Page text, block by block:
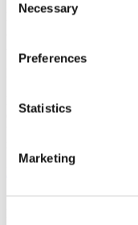
Selection
Necessary
Preferences
Statistics
Marketing
Febbraio
Il 22 febbraio alle 11.00
collaborazione e con il